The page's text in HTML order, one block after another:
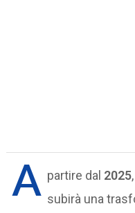
A partire dal 2025
subirà una